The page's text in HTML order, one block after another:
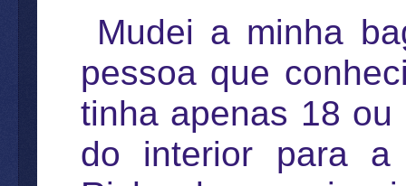
Mudei a minha
pessoa que
tinha apenas 18
do interior para